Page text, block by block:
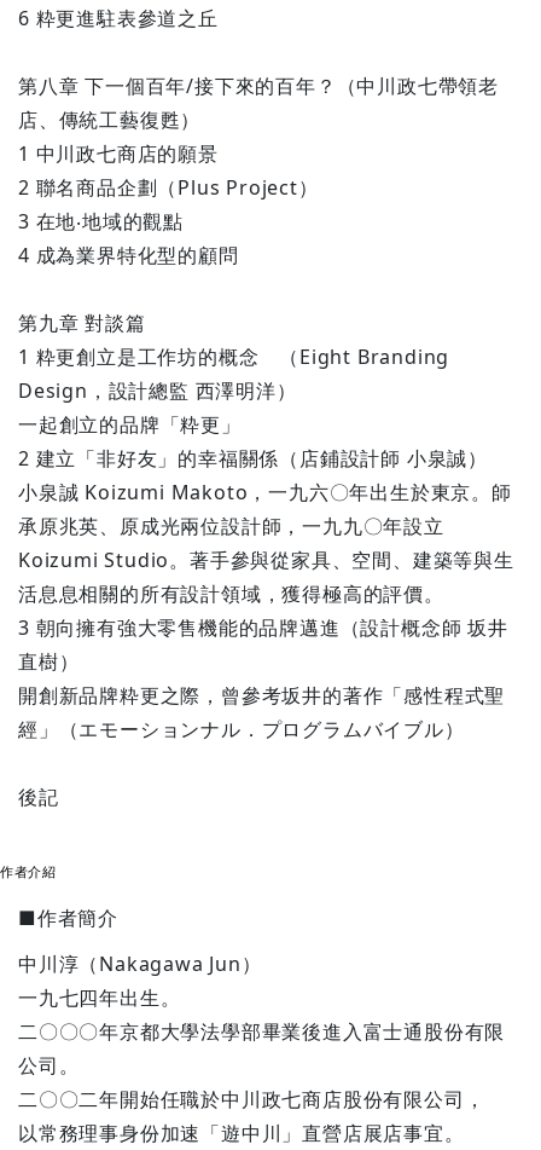
6 粋更進駐表參道之丘
第八章 下一個百年/接下來的百年？（中川政七帶領老
店、傳統工藝復甦）
1 中川政七商店的願景
2 聯名商品企劃（Plus Project）
3 在地‧地域的觀點
4 成為業界特化型的顧問
第九章 對談篇
1 粋更創立是工作坊的概念 （Eight Branding
Design，設計總監 西澤明洋）
一起創立的品牌「粋更」
2 建立「非好友」的幸福關係（店鋪設計師 小泉誠）
小泉誠 Koizumi Makoto，一九六〇年出生於東京。師
承原兆英、原成光兩位設計師，一九九〇年設立
Koizumi Studio。著手參與從家具、空間、建築等與生
活息息相關的所有設計領域，獲得極高的評價。
3 朝向擁有強大零售機能的品牌邁進（設計概念師 坂井
直樹）
開創新品牌粋更之際，曾參考坂井的著作「感性程式聖
經」（エモーションナル．プログラムバイブル）
後記
作者介紹
■作者簡介
中川淳（Nakagawa Jun）
一九七四年出生。
二〇〇〇年京都大學法學部畢業後進入富士通股份有限
公司。
二〇〇二年開始任職於中川政七商店股份有限公司，
以常務理事身份加速「遊中川」直營店展店事宜。